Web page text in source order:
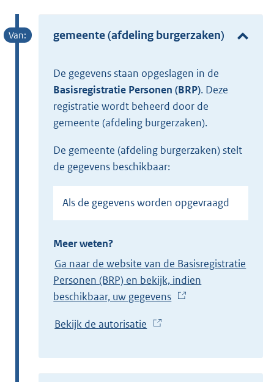
gemeente (afdeling burgerzaken)
De gegevens staan opgeslagen in de
Basisregistratie Personen (BRP). Deze
registratie wordt beheerd door de
gemeente (afdeling burgerzaken).
de gemeente (afdeling burgerzaken) stelt
de gegevens beschikbaar:
Als de gegevens worden opgevraagd
Meer weten?
Ga naar de website van de Basisregistratie
Personen (BRP) en bekijk, indien
beschikbaar, uw gegevens
e
Bekijk de autorisatie
x
t